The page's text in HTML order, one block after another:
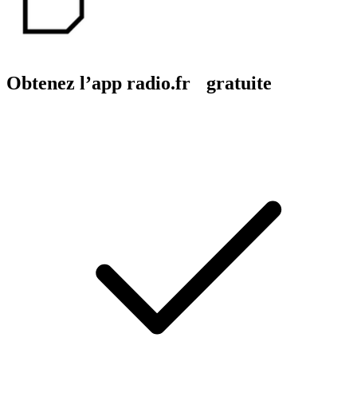
Obtenez l’app radio.fr gratuite